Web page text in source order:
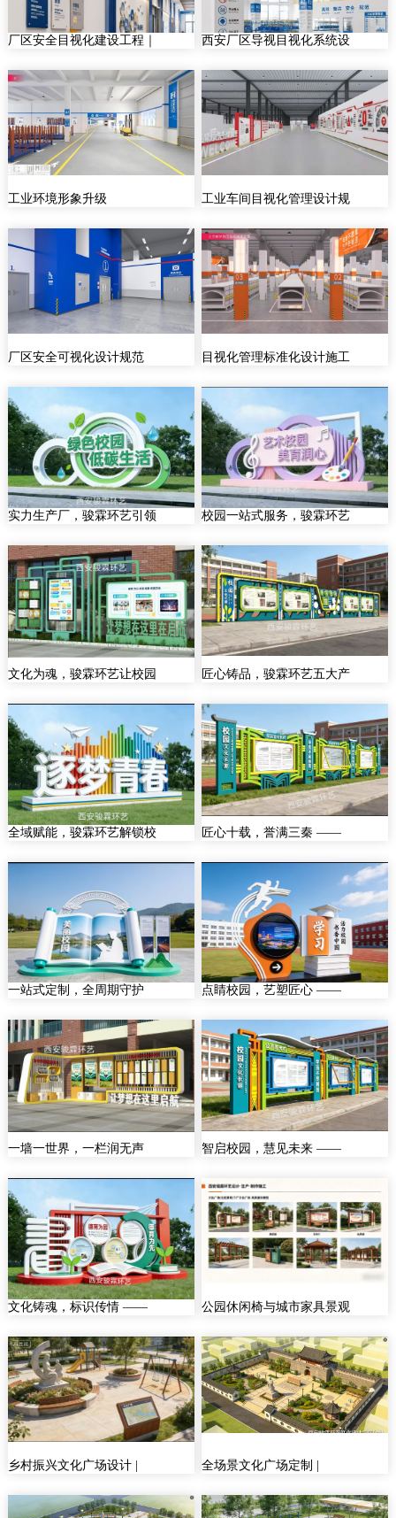
厂区安全目视化建设工程｜ 西安厂区导视目视化系统设
工业环境形象升级 工业车间目视化管理设计规
厂区安全可视化设计规范 目视化管理标准化设计施工
实力生产厂，骏霖环艺引领 校园一站式服务，骏霖环艺
文化为魂，骏霖环艺让校园 匠心铸品，骏霖环艺五大产
全域赋能，骏霖环艺解锁校 匠心十载，誉满三秦 ——
一站式定制，全周期守护 点睛校园，艺塑匠心 ——
一墙一世界，一栏润无声 智启校园，慧见未来 ——
文化铸魂，标识传情 —— 公园休闲椅与城市家具景观
乡村振兴文化广场设计 | 全场景文化广场定制 |